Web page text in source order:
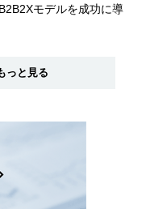
モデルを成功に導
っと見る